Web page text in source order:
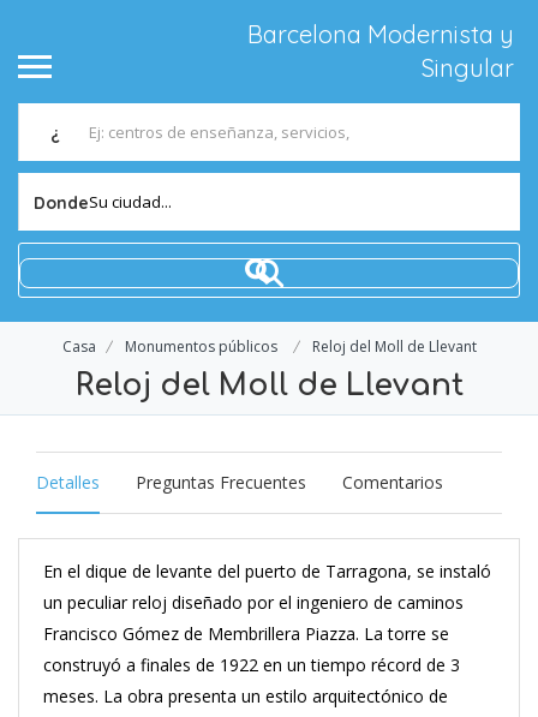
Barcelona Modernista y
Singular
¿
DondeSu ciudad...
Casa Monumentos públicos Reloj del Moll de Llevant
Reloj del Moll de Llevant
Detalles Preguntas Frecuentes Comentarios
En el dique de levante del puerto de Tarragona, se instaló
un peculiar reloj diseñado por el ingeniero de caminos
Francisco Gómez de Membrillera Piazza. La torre se
construyó a finales de 1922 en un tiempo récord de 3
meses. La obra presenta un estilo arquitectónico de